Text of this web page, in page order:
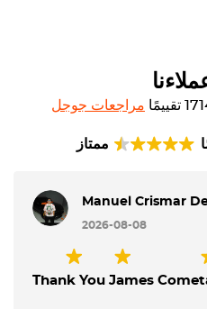
مراجعات جوجل
ممتاز
Manuel Crismar
2026-08-08
Thank You James